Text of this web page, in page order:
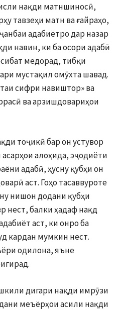
нақди матншиносӣ,
тавзеҳи матн ва ғайраҳо,
адабиётро дар назар
навин, ки ба осори адабӣ
медорад, тибқи
мустақил омӯхта шавад.
сифри навиштор» ва
ва арзишдовариҳои
тоҷикӣ бар он устувор
алоҳида, эҷодиёти
адабӣ, ҳусну қубҳи он
аст. Гоҳо тасаввуроте
нишон додани қубҳи
нест, балки ҳадаф нақд
аст, ки онро ба
кардан мумкин нест.
одилона, яъне
дигари нақди имрӯзи
меъёрҳои асили нақди